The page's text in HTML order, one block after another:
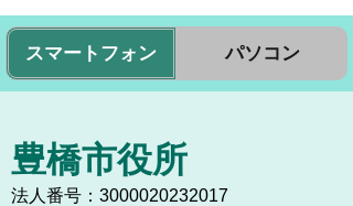
スマートフォン パソコン
豊橋市役所
法人番号：3000020232017